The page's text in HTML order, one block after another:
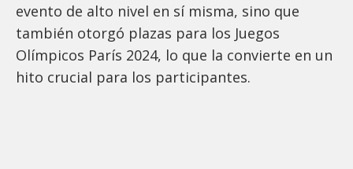
evento de alto nivel en sí misma, sino que
también otorgó plazas para los Juegos
Olímpicos París 2024, lo que la convierte en un
hito crucial para los participantes.